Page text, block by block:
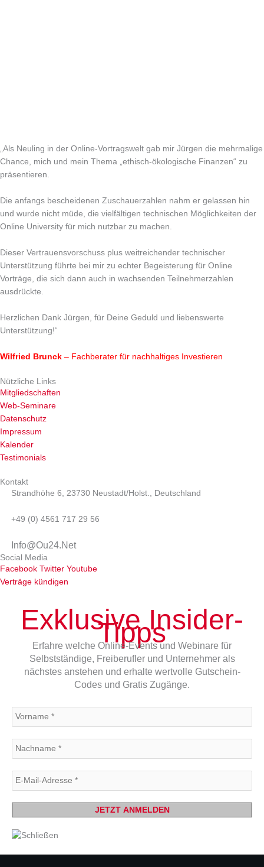
„Als Neuling in der Online-Vortragswelt gab mir Jürgen die mehrmalige
Chance, mich und mein Thema „ethisch-ökologische Finanzen“ zu
präsentieren.
Die anfangs bescheidenen Zuschauerzahlen nahm er gelassen hin
und wurde nicht müde, die vielfältigen technischen Möglichkeiten der
Online University für mich nutzbar zu machen.
Dieser Vertrauensvorschuss plus weitreichender technischer
Unterstützung führte bei mir zu echter Begeisterung für Online
Vorträge, die sich dann auch in wachsenden Teilnehmerzahlen
ausdrückte.
Herzlichen Dank Jürgen, für Deine Geduld und liebenswerte
Unterstützung!“
Wilfried Brunck – Fachberater für nachhaltiges Investieren
Nützliche Links
Mitgliedschaften
Web-Seminare
Datenschutz
Impressum
Kalender
Testimonials
Kontakt
Strandhöhe 6, 23730 Neustadt/Holst., Deutschland
+49 (0) 4561 717 29 56
Info@Ou24.Net
Social Media
Facebook Twitter Youtube
Verträge kündigen
Exklusive Insider-
Tipps
Erfahre welche Online-Events und Webinare für
Selbstständige, Freiberufler und Unternehmer als
nächstes anstehen und erhalte wertvolle Gutschein-
Codes und Gratis Zugänge.